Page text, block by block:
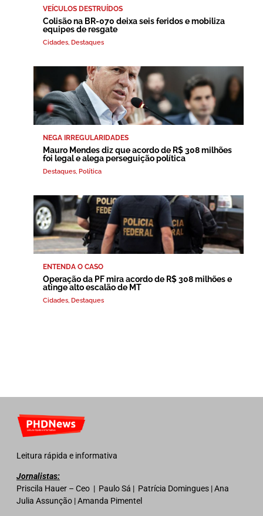
VEÍCULOS DESTRUÍDOS
Colisão na BR-070 deixa seis feridos e mobiliza
equipes de resgate
Cidades, Destaques
NEGA IRREGULARIDADES
Mauro Mendes diz que acordo de R$ 308 milhões
foi legal e alega perseguição política
Destaques, Política
ENTENDA O CASO
Operação da PF mira acordo de R$ 308 milhões e
atinge alto escalão de MT
Cidades, Destaques
Leitura rápida e informativa
Jornalistas:
Priscila Hauer – Ceo | Paulo Sá | Patrícia Domingues | Ana
Julia Assunção | Amanda Pimentel